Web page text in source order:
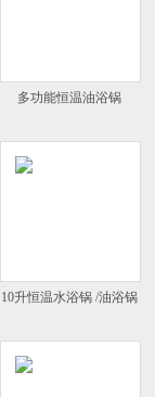
多功能恒温油浴锅
10升恒温水浴锅 /油浴锅